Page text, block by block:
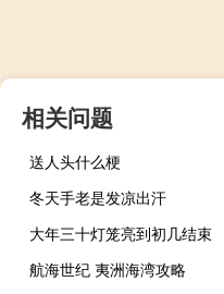
相关问题
送人头什么梗
冬天手老是发凉出汗
大年三十灯笼亮到初几结束
航海世纪 夷洲海湾攻略